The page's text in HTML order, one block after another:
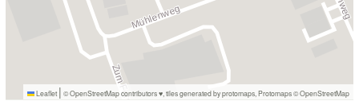
Leaflet | © OpenStreetMap contributors ♥, tiles generated by protomaps Protomaps©OpenStreetMap